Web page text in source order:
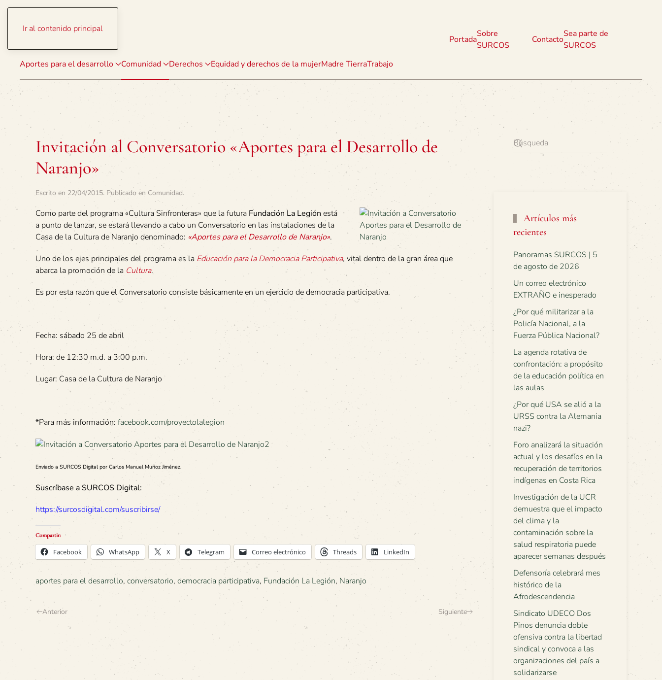
Ir al contenido principal
Aportes para el desarrollo Comunidad Derechos Equidad y derechos de la mujerMadre TierraTrabajo
Portada
Sobre
SURCOS
Contacto
Sea parte de
SURCOS
Invitación al Conversatorio «Aportes para el Desarrollo de
Naranjo»
Escrito en 22/04/2015. Publicado en Comunidad.
Como parte del programa «Cultura Sinfronteras» que la futura Fundación La Legión está
a punto de lanzar, se estará llevando a cabo un Conversatorio en las instalaciones de la
Casa de la Cultura de Naranjo denominado: «Aportes para el Desarrollo de Naranjo».
Uno de los ejes principales del programa es la Educación para la Democracia Participativa, vital dentro de la gran área que
abarca la promoción de la Cultura.
Es por esta razón que el Conversatorio consiste básicamente en un ejercicio de democracia participativa.
Fecha: sábado 25 de abril
Hora: de 12:30 m.d. a 3:00 p.m.
Lugar: Casa de la Cultura de Naranjo
*Para más información: facebook.com/proyectolalegion
Enviado a SURCOS Digital por Carlos Manuel Muñoz Jiménez.
Suscríbase a SURCOS Digital:
https://surcosdigital.com/suscribirse/
Compartir:
Facebook WhatsApp X Telegram Correo electrónico Threads LinkedIn
aportes para el desarrollo, conversatorio, democracia participativa, Fundación La Legión, Naranjo
Anterior Siguiente
Artículos más
recientes
Panoramas SURCOS | 5
de agosto de 2026
Un correo electrónico
EXTRAÑO e inesperado
¿Por qué militarizar a la
Policía Nacional, a la
Fuerza Pública Nacional?
La agenda rotativa de
confrontación: a propósito
de la educación política en
las aulas
¿Por qué USA se alió a la
URSS contra la Alemania
nazi?
Foro analizará la situación
actual y los desafíos en la
recuperación de territorios
indígenas en Costa Rica
Investigación de la UCR
demuestra que el impacto
del clima y la
contaminación sobre la
salud respiratoria puede
aparecer semanas después
Defensoría celebrará mes
histórico de la
Afrodescendencia
Sindicato UDECO Dos
Pinos denuncia doble
ofensiva contra la libertad
sindical y convoca a las
organizaciones del país a
solidarizarse